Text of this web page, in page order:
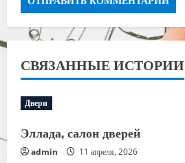
СВЯЗАННЫЕ ИСТОРИИ
Двери
Эллада, салон дверей
admin 11 апреля, 2026